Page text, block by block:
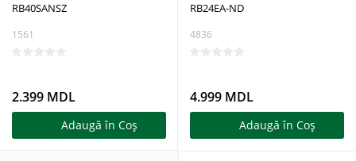
RB40SANSZ
1561
2.399 MDL
Adaugă în Coş
RB24EA-ND
4836
4.999 MDL
Adaugă în Coş